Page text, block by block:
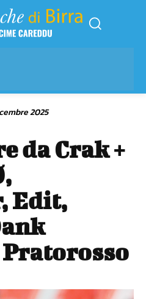
2025
da Crak +
Edit,